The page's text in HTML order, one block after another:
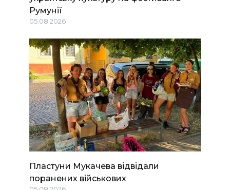
Румунії
05.08.2026
Пластуни Мукачева відвідали
поранених військових